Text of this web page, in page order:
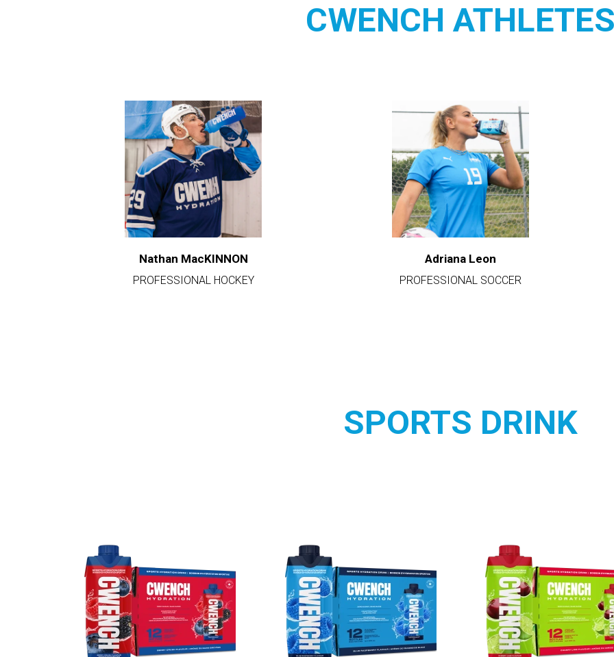
CWENCH
Nathan MacKINNON
PROFESSIONAL HOCKEY
Adriana Leon
PROFESSIONAL SOCCER
SPORTS DRINK